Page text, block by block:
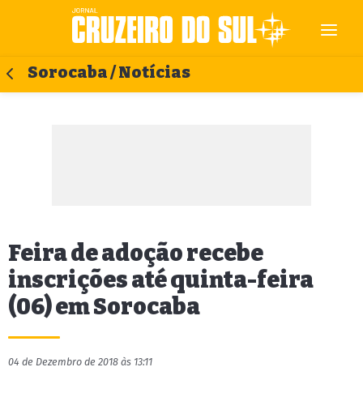
Sorocaba / Notícias
Feira de adoção recebe
inscrições até quinta-feira
(06) em Sorocaba
04 de Dezembro de 2018 às 13:11